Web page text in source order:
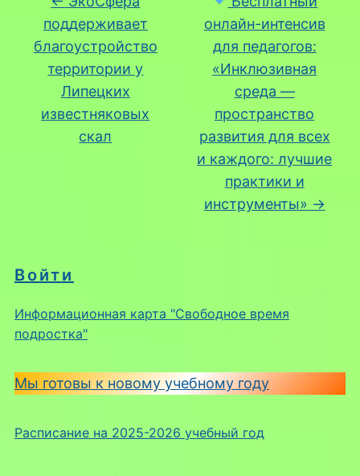
Войти
Информационная карта "Свободное время
подростка"
Мы готовы к новому учебному году
Расписание на 2025-2026 учебный год
поддерживает
благоустройство
территории у
Липецких
известняковых
скал
онлайн-интенсив
для педагогов:
«Инклюзивная
среда —
пространство
развития для всех
и каждого: лучшие
практики и
инструменты» →